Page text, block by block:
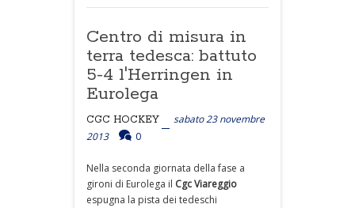
Centro di misura in
terra tedesca: battuto
5-4 l'Herringen in
Eurolega
CGC HOCKEY
sabato 23 novembre
2013
0
Nella seconda giornata della fase a
gironi di Eurolega il Cgc Viareggio
espugna la pista dei tedeschi